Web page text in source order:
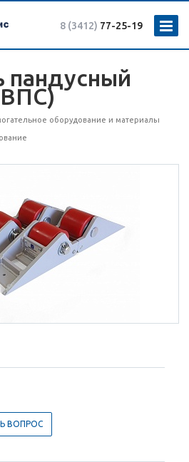
8 (3412) 77-25-19
пандусный
оборудование и материалы
ВОПРОС